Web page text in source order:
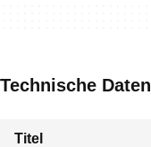
Technische Daten
Titel